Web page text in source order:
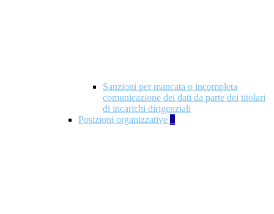
Sanzioni per mancata o incompleta
comunicazione dei dati da parte dei titolari
di incarichi dirigenziali
Posizioni organizzative 1